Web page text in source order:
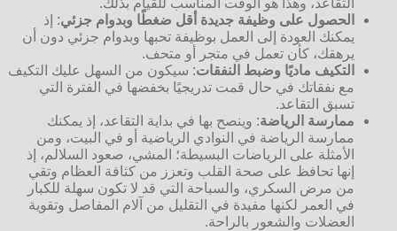
التقاعد، وهذا هو الوقت المناسب للقيام بذلك.
الحصول على وظيفة جديدة أقل ضغطًا وبدوام جزئي: إذ
يمكنك العودة إلى العمل بوظيفة تحبها وبدوام جزئي دون أن
يرهقك، كأن تعمل في متجر أو متحف.
التكيف ماديًا وضبط النفقات: سيكون من السهل عليك التكيف
مع نفقاتك في حال قمت تدريجيًا بخفضها في الفترة التي
تسبق التقاعد.
ممارسة الرياضة: وينصح بها في بداية التقاعد، إذ يمكنك
ممارسة الرياضة في النوادي الرياضية أو في البيت، ومن
الأمثلة على الرياضات البسيطة؛ المشي، صعود السلالم، إذ
إنها تحافظ على صحة القلب وتعزز من كثافة العظام وتقي
من مرض السكري، والسباحة التي قد لا تكون سهلة للكبار
في العمر لكنها مفيدة في التقليل من آلام المفاصل وتقوية
العضلات والشعور بالراحة.